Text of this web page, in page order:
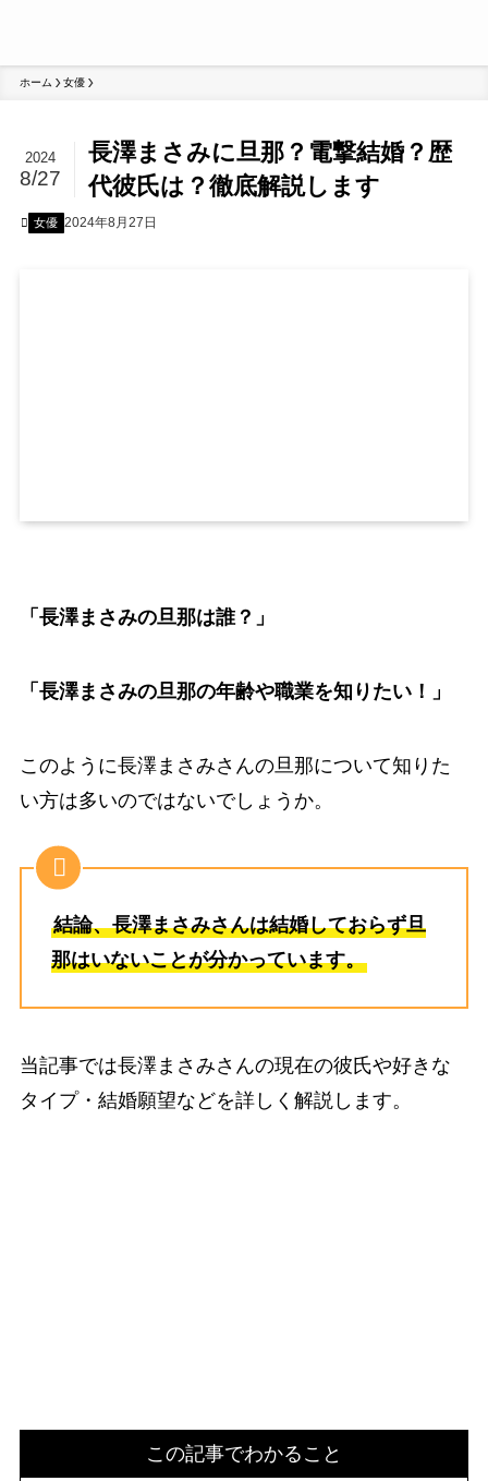
ホーム 女優
長澤まさみに旦那？電撃結婚？歴
代彼氏は？徹底解説します
2024
8/27
女優 2024年8月27日
「長澤まさみの旦那は誰？」
「長澤まさみの旦那の年齢や職業を知りたい！」
このように長澤まさみさんの旦那について知りた
い方は多いのではないでしょうか。
結論、長澤まさみさんは結婚しておらず旦
那はいないことが分かっています。
当記事では長澤まさみさんの現在の彼氏や好きな
タイプ・結婚願望などを詳しく解説します。
この記事でわかること